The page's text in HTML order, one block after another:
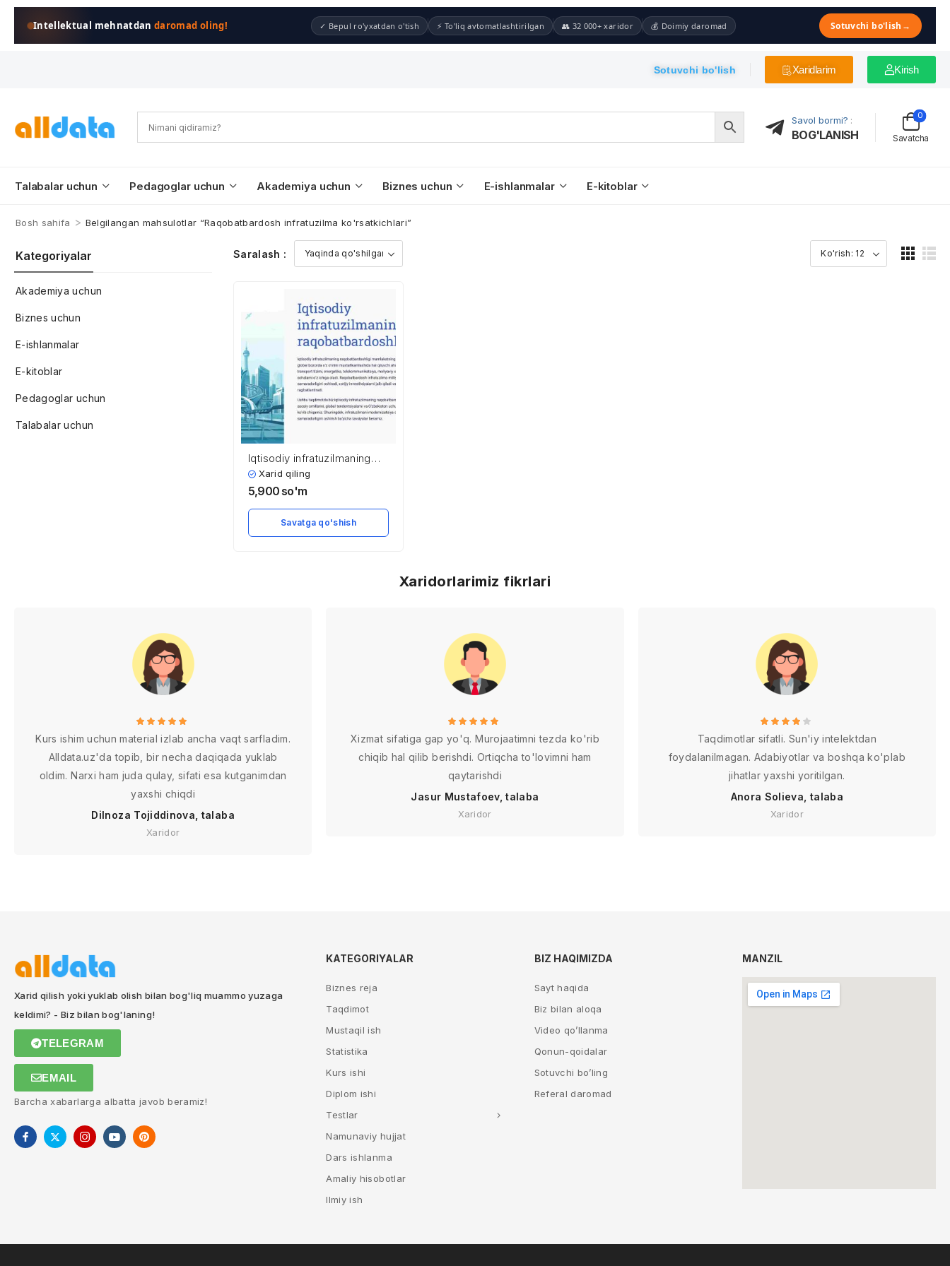
Intellektual mehnatdandaromad oling! ✓ Bepul ro'yxatdan o'tish ⚡ To'liq avtomatlashtirilgan 👥 32 000+ xaridor 💰 Doimiy daromad Sotuvchi bo'lish →
Sotuvchi bo'lish Xaridlarim Kirish
Savol bormi? :
BOG'LANISH Savatcha
0
Talabalar uchun Pedagoglar uchun Akademiya uchun Biznes uchun E-ishlanmalar E-kitoblar
Bosh sahifa > Belgilangan mahsulotlar “Raqobatbardosh infratuzilma ko'rsatkichlari”
Kategoriyalar
Akademiya uchun
Biznes uchun
E-ishlanmalar
E-kitoblar
Pedagoglar uchun
Talabalar uchun
Saralash :
Iqtisodiy infratuzilmaning
raqobatbardoshligi
Xarid qiling
5,900 so'm
Savatga qo'shish
Xaridorlarimiz fikrlari
Kurs ishim uchun material izlab ancha vaqt sarfladim.
Alldata.uz'da topib, bir necha daqiqada yuklab
oldim. Narxi ham juda qulay, sifati esa kutganimdan
yaxshi chiqdi
Dilnoza Tojiddinova, talaba
Xaridor
Xizmat sifatiga gap yo'q. Murojaatimni tezda ko'rib
chiqib hal qilib berishdi. Ortiqcha to'lovimni ham
qaytarishdi
Jasur Mustafoev, talaba
Xaridor
Taqdimotlar sifatli. Sun'iy intelektdan
foydalanilmagan. Adabiyotlar va boshqa ko'plab
jihatlar yaxshi yoritilgan.
Anora Solieva, talaba
Xaridor
Xarid qilish yoki yuklab olish bilan bog'liq muammo yuzaga
keldimi? - Biz bilan bog'laning!
TELEGRAM
EMAIL
Barcha xabarlarga albatta javob beramiz!
KATEGORIYALAR
Biznes reja
Taqdimot
Mustaqil ish
Statistika
Kurs ishi
Diplom ishi
Testlar
Namunaviy hujjat
Dars ishlanma
Amaliy hisobotlar
Ilmiy ish
BIZ HAQIMIZDA
Sayt haqida
Biz bilan aloqa
Video qo’llanma
Qonun-qoidalar
Sotuvchi bo’ling
Referal daromad
MANZIL